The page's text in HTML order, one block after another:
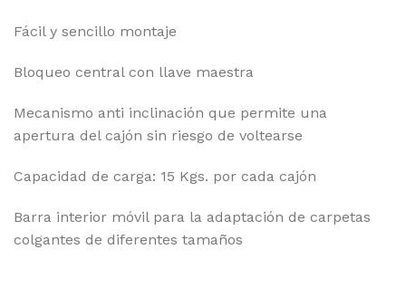
Fácil y sencillo montaje
Bloqueo central con llave maestra
Mecanismo anti inclinación que permite una
apertura del cajón sin riesgo de voltearse
Capacidad de carga: 15 Kgs. por cada cajón
Barra interior móvil para la adaptación de carpetas
colgantes de diferentes tamaños